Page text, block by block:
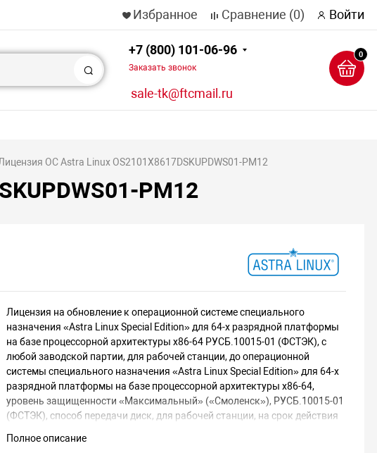
Избранное Сравнение (0) Войти
Поиск
+7 (800) 101-06-96
Заказать звонок
sale-tk@ftcmail.ru
0
ОС Astra Linux OS2101X8617DSKUPDWS01-PM12
PM12
Лицензия на обновление к операционной системе специального
назначения «Astra Linux Special Edition» для 64-х разрядной платформы
на базе процессорной архитектуры x86-64 РУСБ.10015-01 (ФСТЭК), с
любой заводской партии, для рабочей станции, до операционной
системы специального назначения «Astra Linux Special Edition» для 64-х
разрядной платформы на базе процессорной архитектуры х86-64,
уровень защищенности «Максимальный» («Смоленск»), РУСБ.10015-01
(ФСТЭК), способ передачи диск, для рабочей станции, на срок действия
Полное описание